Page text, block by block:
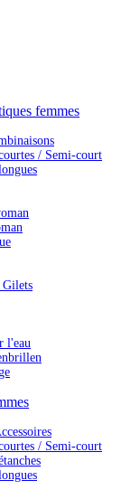
femmes
/ Semi-court
Gilets
l'eau
/ Semi-court